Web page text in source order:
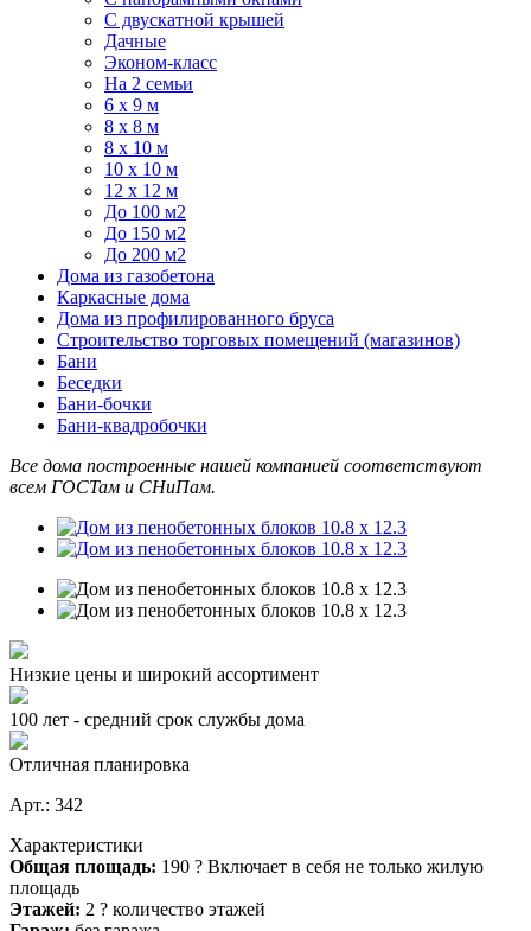
С двускатной крышей
Дачные
Эконом-класс
На 2 семьи
6 x 9 м
8 x 8 м
8 x 10 м
10 x 10 м
12 x 12 м
До 100 м2
До 150 м2
До 200 м2
Дома из газобетона
Каркасные дома
Дома из профилированного бруса
Строительство торговых помещений (магазинов)
Бани
Беседки
Бани-бочки
Бани-квадробочки
Все дома построенные нашей компанией соответствуют
всем ГОСТам и СНиПам.
Низкие цены и широкий ассортимент
100 лет - средний срок службы дома
Отличная планировка
Арт.: 342
Характеристики
Общая площадь: 190 ? Включает в себя не только жилую
площадь
Этажей: 2 ? количество этажей